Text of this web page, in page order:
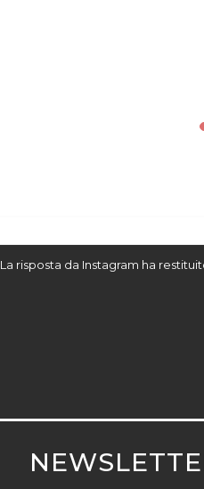
La risposta da Instagram ha